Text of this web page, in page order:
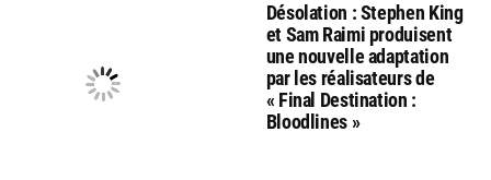
Désolation : Stephen King
et Sam Raimi produisent
une nouvelle adaptation
par les réalisateurs de
« Final Destination :
Bloodlines »